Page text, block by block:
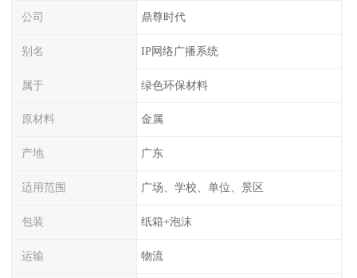
公司 鼎尊时代
别名 IP网络广播系统
属于 绿色环保材料
原材料 金属
产地 广东
适用范围 广场、学校、单位、景区
包装 纸箱+泡沫
运输 物流